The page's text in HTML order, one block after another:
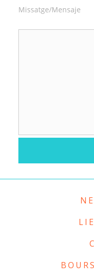
Missatge/Mensaje